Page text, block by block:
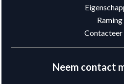
Raming
Contacteer
Neem contact